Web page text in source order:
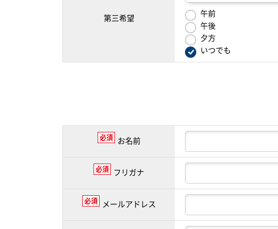
第三希望
午前
午後
夕方
いつでも
必須 お名前
必須 フリガナ
必須 メールアドレス